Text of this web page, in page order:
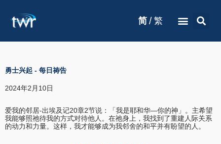
简 / 繁
勇士兴起 - 每日祷告
2024年2月10日
爱我的邻居-出埃及记20章2节说：「我是耶和华—你的神」。主希望
我能够照祂待我的方式对待他人。在祂身上，我找到了重建人际关系
的动力和力量。这样，我才能够成为我邻舍的和平并有盼望的人。